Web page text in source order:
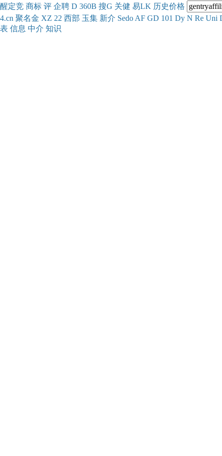
醒定竞 商标 评 企聘 D 360B 搜G 关健 易LK 历史价格
4.cn 聚名金 XZ 22 西部 玉集 新介 Sedo AF GD 101 Dy N Re Uni
表 信息 中介 知识